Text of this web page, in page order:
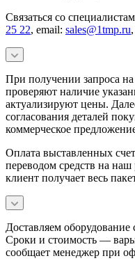
Связаться со
25 22, email: sales@1tmp.ru
При получении запроса
проверяют наличие
актуализируют цены.
согласования деталей
коммерческое
Оплата выставленных
переводом средств на наш
клиент получает весь
Доставляем
Сроки и стоимость —
сообщает менеджер при